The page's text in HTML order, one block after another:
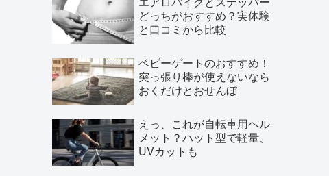
どっちがおすすめ？実体験
と口コミから比較
ベビーゲートのおすすめ！
突っ張り棒が使えないなら
おくだけとおせんぼ
えっ、これが自転車用ヘル
メット？ハット型で軽量、
UVカットも